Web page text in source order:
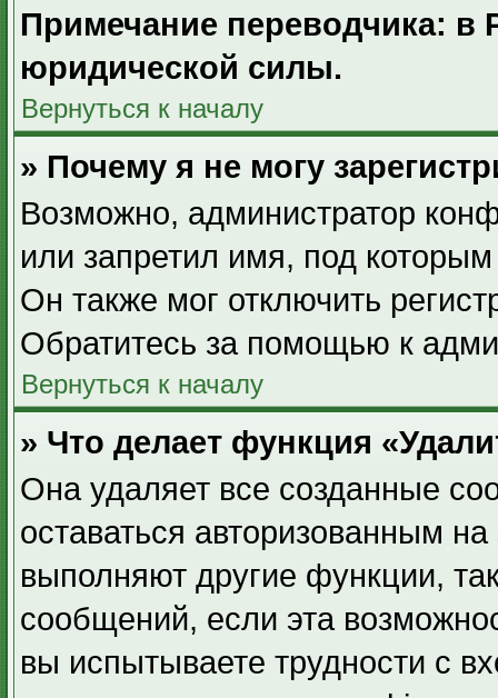
Примечание переводчика: в
юридической силы.
Вернуться к началу
» Почему я не могу
Возможно, администратор
или запретил имя, под
Он также мог отключить
Обратитесь за помощью к
Вернуться к началу
» Что делает функция
Она удаляет все созданные
оставаться авторизованным
выполняют другие функции,
сообщений, если эта
вы испытываете трудности с